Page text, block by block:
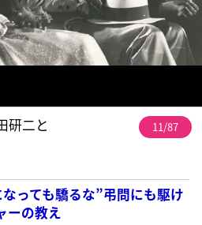
研二と 11/87
っても驕るな”弔問にも駆け
ーの教え